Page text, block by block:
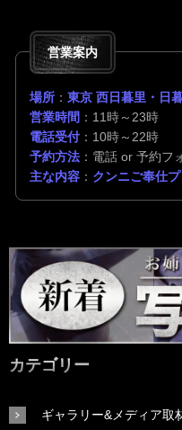
営業案内
場所 ： 東京 西日暮里・日
営業時間 ：11時～23時
電話受付：10時～22時
予約方法 ：電話 or 予約フ
主な内容 ： クンニご奉仕
カテゴリー
ギャラリー&メディア取